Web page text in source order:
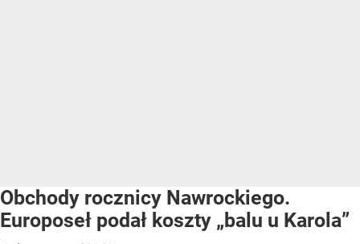
Obchody rocznicy Nawrockiego.
Europoseł podał koszty „balu u Karola”